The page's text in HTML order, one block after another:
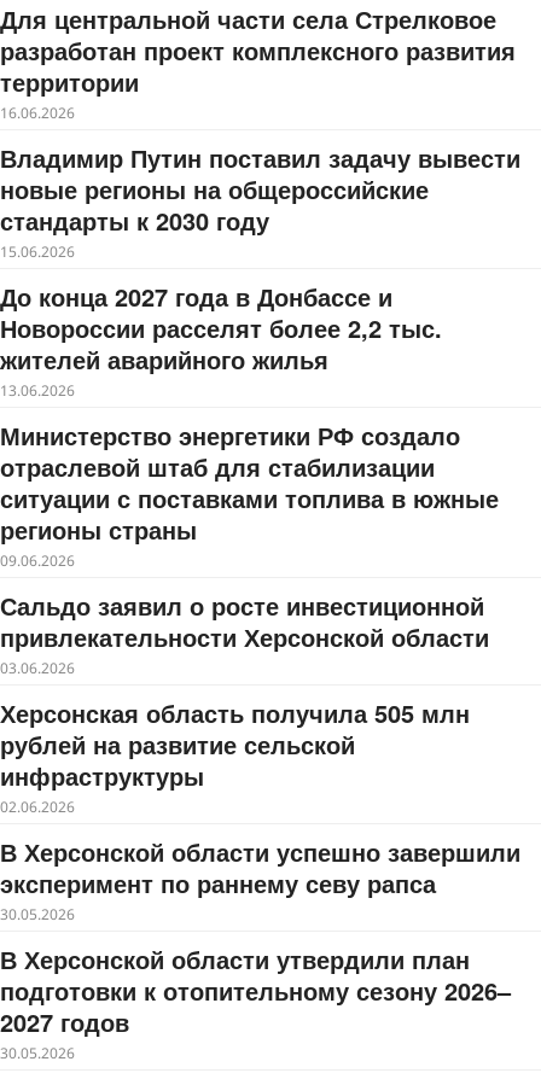
Для центральной части села Стрелковое
разработан проект комплексного развития
территории
16.06.2026
Владимир Путин поставил задачу вывести
новые регионы на общероссийские
стандарты к 2030 году
15.06.2026
До конца 2027 года в Донбассе и
Новороссии расселят более 2,2 тыс.
жителей аварийного жилья
13.06.2026
Министерство энергетики РФ создало
отраслевой штаб для стабилизации
ситуации с поставками топлива в южные
регионы страны
09.06.2026
Сальдо заявил о росте инвестиционной
привлекательности Херсонской области
03.06.2026
Херсонская область получила 505 млн
рублей на развитие сельской
инфраструктуры
02.06.2026
В Херсонской области успешно завершили
эксперимент по раннему севу рапса
30.05.2026
В Херсонской области утвердили план
подготовки к отопительному сезону 2026–
2027 годов
30.05.2026